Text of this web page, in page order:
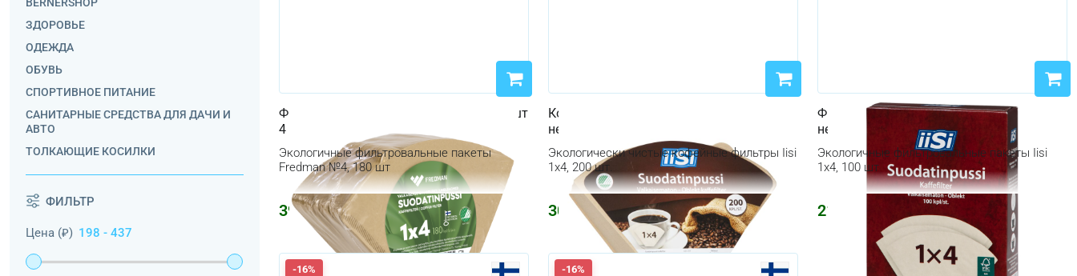
ЗДОРОВЬЕ
ОДЕЖДА
ОБУВЬ
СПОРТИВНОЕ ПИТАНИЕ
САНИТАРНЫЕ СРЕДСТВА ДЛЯ ДАЧИ И
АВТО
ТОЛКАЮЩИЕ КОСИЛКИ
ФИЛЬТР
Цена (₽)
Фильтровальные пакеты Fredman 180 шт
4 / 180 неотбеленные
Экологичные фильтровальные пакеты
Fredman №4, 180 шт
396 ₽
Кофейные фильтры Iisi 200 шт 1x4
неотбеленные
Экологически чистые кофейные фильтры Iisi
1x4, 200 шт.
304 ₽ 364 ₽
Фильтровальные пакеты Iisi 100 шт 1x4
неотбеленные
Экологичные фильтровальные пакеты Iisi
1x4, 100 шт
212
-16% -16%